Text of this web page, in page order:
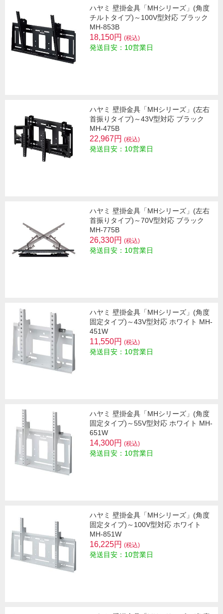
ハヤミ 壁掛金具「MHシリーズ」(角度
チルトタイプ)～100V型対応 ブラック
MH-853B
18,150円 (税込)
発送目安：10営業日
ハヤミ 壁掛金具「MHシリーズ」(左右
首振りタイプ)～43V型対応 ブラック
MH-475B
22,967円 (税込)
発送目安：10営業日
ハヤミ 壁掛金具「MHシリーズ」(左右
首振りタイプ)～70V型対応 ブラック
MH-775B
26,330円 (税込)
発送目安：10営業日
ハヤミ 壁掛金具「MHシリーズ」(角度
固定タイプ)～43V型対応 ホワイト MH-
451W
11,550円 (税込)
発送目安：10営業日
ハヤミ 壁掛金具「MHシリーズ」(角度
固定タイプ)～55V型対応 ホワイト MH-
651W
14,300円 (税込)
発送目安：10営業日
ハヤミ 壁掛金具「MHシリーズ」(角度
固定タイプ)～100V型対応 ホワイト
MH-851W
16,225円 (税込)
発送目安：10営業日